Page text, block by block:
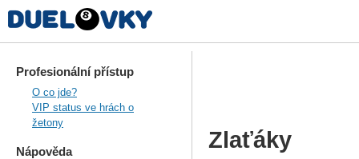
Zlaťáky
Profesionální přístup
O co jde?
VIP status ve hrách o
žetony
Nápověda